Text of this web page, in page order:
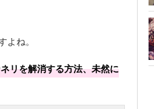
ね。
リを解消する方法、未然に